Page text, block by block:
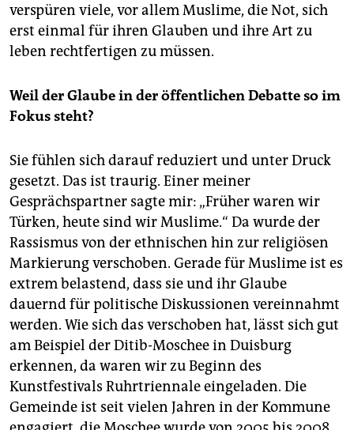
verspüren viele, vor allem Muslime, die Not, sich
erst einmal für ihren Glauben und ihre Art zu
leben rechtfertigen zu müssen.
Weil der Glaube in der öffentlichen Debatte so im
Fokus steht?
Sie fühlen sich darauf reduziert und unter Druck
gesetzt. Das ist traurig. Einer meiner
Gesprächspartner sagte mir: „Früher waren wir
Türken, heute sind wir Muslime.“ Da wurde der
Rassismus von der ethnischen hin zur religiösen
Markierung verschoben. Gerade für Muslime ist es
extrem belastend, dass sie und ihr Glaube
dauernd für politische Diskussionen vereinnahmt
werden. Wie sich das verschoben hat, lässt sich gut
am Beispiel der Ditib-Moschee in Duisburg
erkennen, da waren wir zu Beginn des
Kunstfestivals Ruhrtriennale eingeladen. Die
Gemeinde ist seit vielen Jahren in der Kommune